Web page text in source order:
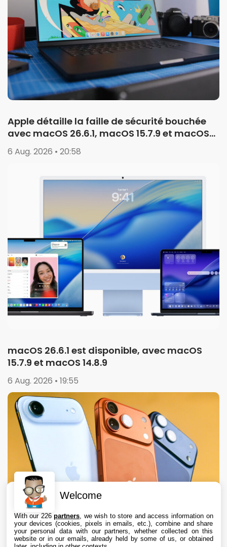
Apple détaille la faille de sécurité bouchée
avec macOS 26.6.1, macOS 15.7.9 et macOS
14.8.9
6 Aug. 2026 • 20:58
macOS 26.6.1 est disponible, avec macOS
15.7.9 et macOS 14.8.9
6 Aug. 2026 • 19:55
Welcome
With our 226partners , we wish to store and access information on
your devices (cookies, pixels in emails, etc.), combine and share
your personal data with our partners, whether collected on this
website or in our emails, already held by some of us, or obtained